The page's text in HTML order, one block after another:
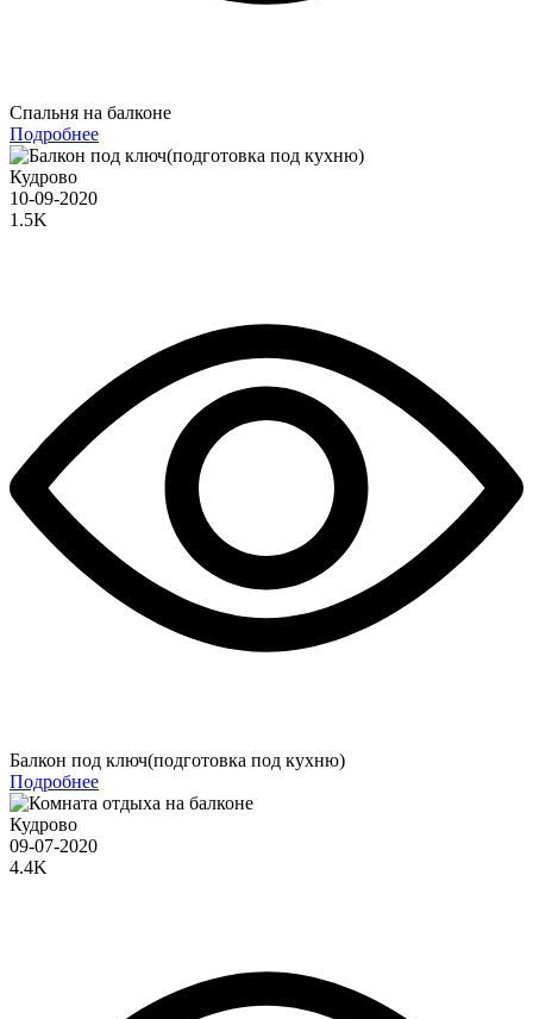
Спальня на балконе
Подробнее
Кудрово
10-09-2020
1.5K
Балкон под ключ(подготовка под кухню)
Подробнее
Кудрово
09-07-2020
4.4K